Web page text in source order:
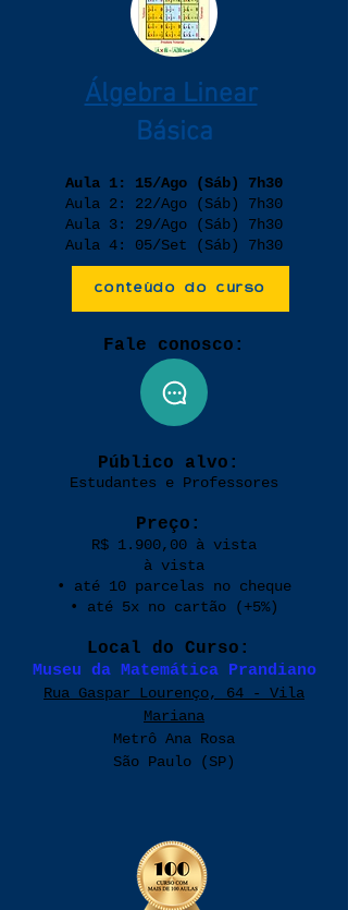
Álgebra Linear
Básica
Aula 1: 15/Ago (Sáb) 7h30
Aula 2: 22/Ago (Sáb) 7h30
Aula 3: 29/Ago (Sáb) 7h30
Aula 4: 05/Set (Sáb) 7h30
Fale conosco:
Público alvo:
Estudantes e Professores
Preço:
R$ 1.900,00 à vista
à vista
• até 10 parcelas no cheque
• até 5x no cartão (+5%)
Local do Curso:
Museu da Matemática Prandiano
Rua Gaspar Lourenço, 64 - Vila
Mariana
Metrô Ana Rosa
São Paulo (SP)
conteúdo do curso